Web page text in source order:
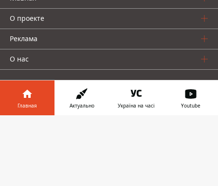
О проекте
Реклама
О нас
Главная Актуально Україна на часі Youtube